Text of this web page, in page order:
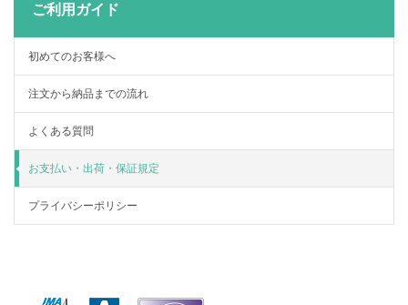
ご利用ガイド
初めてのお客様へ
注文から納品までの流れ
よくある質問
お支払い・出荷・保証規定
プライバシーポリシー